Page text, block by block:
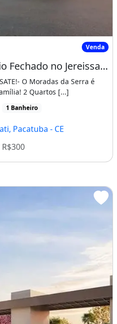
Fechado no Jereissate
Venda
Casas em Condominio Fechado no Jereissate 3, Entrada Facilitada em Ate 60X, Aproveite!
O Moradas da Serra é
2 Quartos [...]
1 Banheiro
Pacatuba - CE